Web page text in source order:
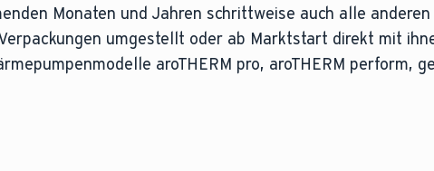
Monaten und Jahren schrittweise auch alle
umgestellt oder ab Marktstart direkt mit
aroTHERM pro, aroTHERM perform,